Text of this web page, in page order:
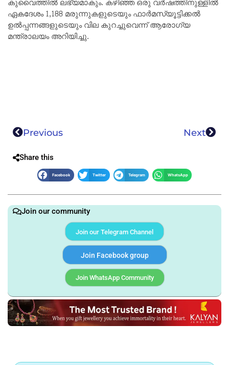
ഏകദേശം 1,188 മരുന്നുകളുടെയും ഫാർമസ്യൂട്ടിക്കൽ
ഉൽപ്പന്നങ്ങളുടെയും വില കുറച്ചുവെന്ന് ആരോഗ്യ
മന്ത്രാലയം അറിയിച്ചു.
Previous Next
Share this
Facebook Twitter Telegram WhatsApp
Join our community
Join our Telegram Channel
Join Facebook group
Join WhatsApp Community